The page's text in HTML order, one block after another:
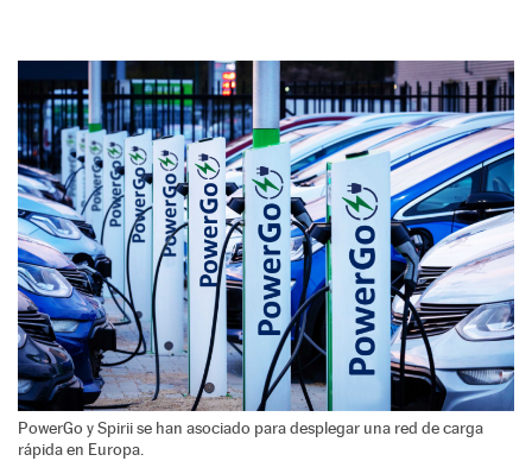
PowerGo y Spirii se han asociado para desplegar una red de carga
rápida en Europa.